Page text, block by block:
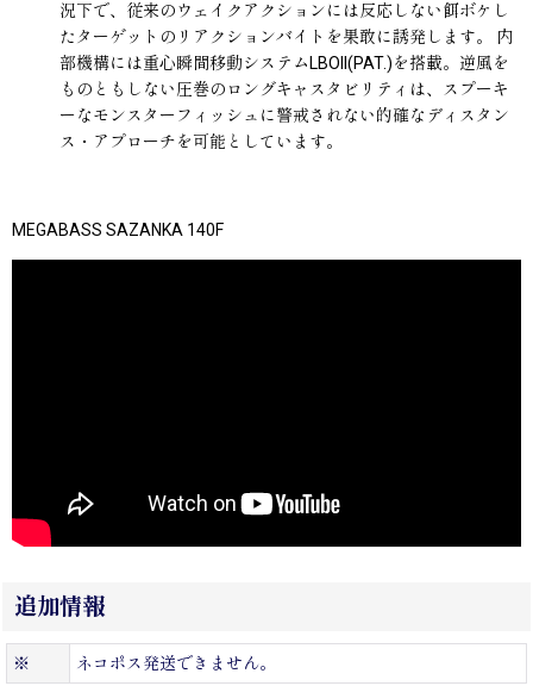
況下で、従来のウェイクアクションには反応しない餌ボケし
たターゲットのリアクションバイトを果敢に誘発します。 内
部機構には重心瞬間移動システムLBOII(PAT.)を搭載。逆風を
ものともしない圧巻のロングキャスタビリティは、スプーキ
ーなモンスターフィッシュに警戒されない的確なディスタン
ス・アプローチを可能としています。
MEGABASS SAZANKA 140F
追加情報
※ ネコポス発送できません。